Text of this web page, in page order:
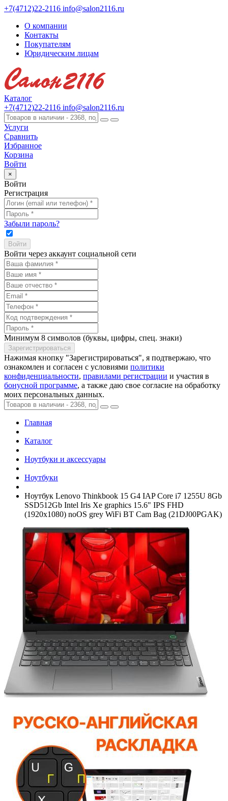
+7(4712)22-2116 info@salon2116.ru
О компании
Контакты
Покупателям
Юридическим лицам
Каталог
+7(4712)22-2116 info@salon2116.ru
Услуги
Сравнить
Избранное
Корзина
Войти
×
Войти
Регистрация
Забыли пароль?
Войти через аккаунт социальной сети
Минимум 8 символов (буквы, цифры, спец. знаки)
Нажимая кнопку "Зарегистрироваться", я подтвержаю, что
ознакомлен и согласен с условиями политики
конфиденциальности, правилами регистрации и участия в
бонусной программе, а также даю свое согласие на обработку
моих персональных данных.
Главная
Каталог
Ноутбуки и аксессуары
Ноутбуки
Ноутбук Lenovo Thinkbook 15 G4 IAP Core i7 1255U 8Gb
SSD512Gb Intel Iris Xe graphics 15.6" IPS FHD
(1920x1080) noOS grey WiFi BT Cam Bag (21DJ00PGAK)